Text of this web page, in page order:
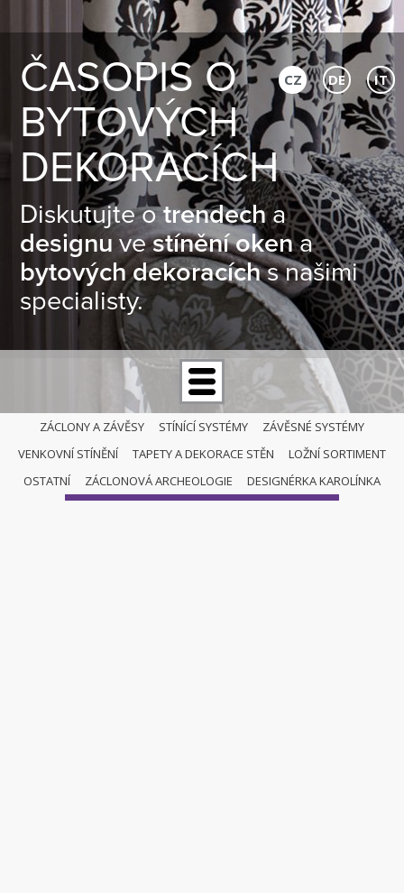
ČASOPIS O
BYTOVÝCH
DEKORACÍCH
Diskutujte otrendecha
designuvestínění okena
bytových dekoracíchs našimi
specialisty.
CZ DE IT
ZÁCLONY A ZÁVĚSY STÍNÍCÍ SYSTÉMY
ZÁVĚSNÉ SYSTÉMY
VENKOVNÍ STÍNĚNÍ
TAPETY A DEKORACE STĚN
LOŽNÍ SORTIMENT
OSTATNÍ
ZÁCLONOVÁ ARCHEOLOGIE DESIGNÉRKA KAROLÍNKA
ŘÍMSKÉ ROLETY